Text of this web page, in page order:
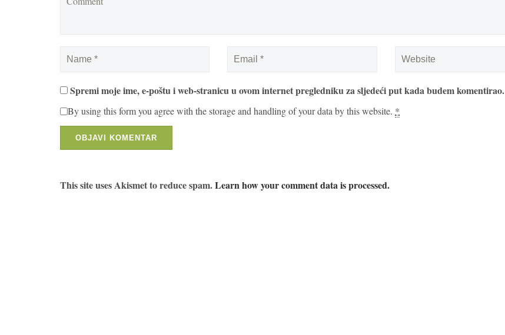
Spremi moje ime, e-poštu i web-stranicu u ovom internet pregledniku za sljedeći put kada budem komentirao.
By using this form you agree with the storage and handling of your data by this website. *
This site uses Akismet to reduce spam.Learn how your comment data is processed.